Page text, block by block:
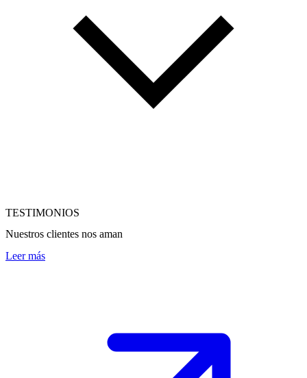
TESTIMONIOS
Nuestros clientes nos aman
Leer más